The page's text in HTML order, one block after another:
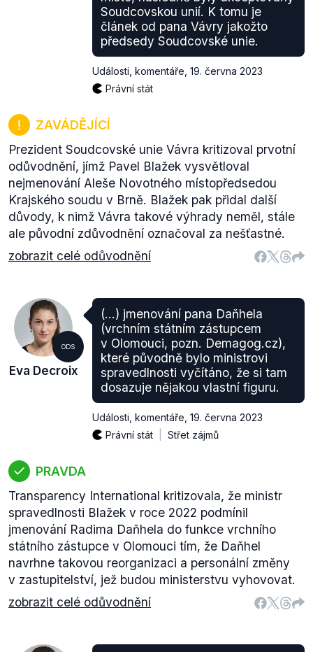
Soudcovskou unií. K tomu je
článek od pana Vávry jakožto
předsedy Soudcovské unie.
Události, komentáře 19. června 2023
Právní stát
ZAVÁDĚJÍCÍ
Prezident Soudcovské unie Vávra kritizoval prvotní
odůvodnění, jímž Pavel Blažek vysvětloval
nejmenování Aleše Novotného místopředsedou
Krajského soudu v Brně. Blažek pak přidal další
důvody, k nimž Vávra takové výhrady neměl, stále
ale původní zdůvodnění označoval za nešťastné.
zobrazit celé odůvodnění
ODS
Eva Decroix
(…) jmenování pana Daňhela
(vrchním státním zástupcem
v Olomouci, pozn. Demagog.cz),
které původně bylo ministrovi
spravedlnosti vyčítáno, že si tam
dosazuje nějakou vlastní figuru.
Události, komentáře 19. června 2023
Právní stát
Střet zájmů
PRAVDA
Transparency International kritizovala, že ministr
spravedlnosti Blažek v roce 2022 podmínil
jmenování Radima Daňhela do funkce vrchního
státního zástupce v Olomouci tím, že Daňhel
navrhne takovou reorganizaci a personální změny
v zastupitelství, jež budou ministerstvu vyhovovat.
zobrazit celé odůvodnění